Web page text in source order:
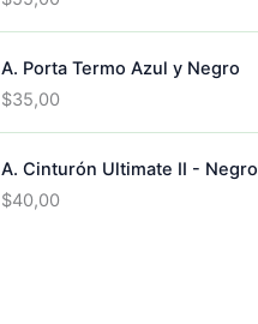
A. Porta Termo Azul y Negro
$35,00
A. Cinturón Ultimate II - Negro
$40,00